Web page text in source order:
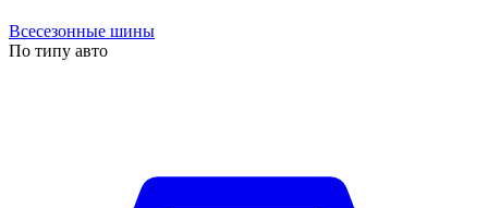
Всесезонные шины
По типу авто